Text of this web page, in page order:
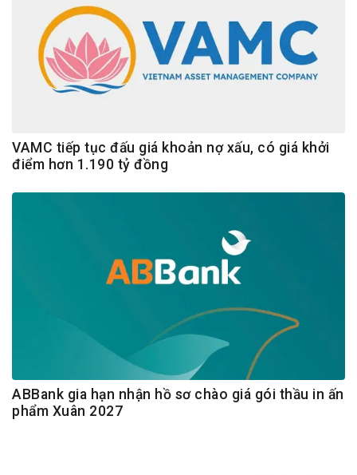
VAMC tiếp tục đấu giá khoản nợ xấu, có giá khởi
điểm hơn 1.190 tỷ đồng
ABBank gia hạn nhận hồ sơ chào giá gói thầu in ấn
phẩm Xuân 2027